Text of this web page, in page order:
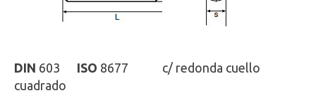
DIN 603 ISO 8677 c/ redonda cuello
cuadrado